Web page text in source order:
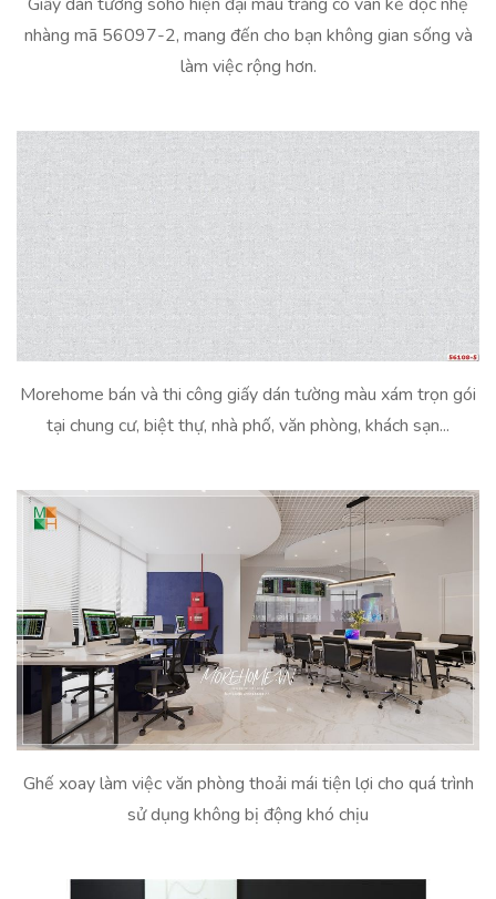
nhàng mã 56097-2, mang đến cho bạn không gian sống và
làm việc rộng hơn.
Morehome bán và thi công giấy dán tường màu xám trọn gói
tại chung cư, biệt thự, nhà phố, văn phòng, khách sạn...
Ghế xoay làm việc văn phòng thoải mái tiện lợi cho quá trình
sử dụng không bị động khó chịu